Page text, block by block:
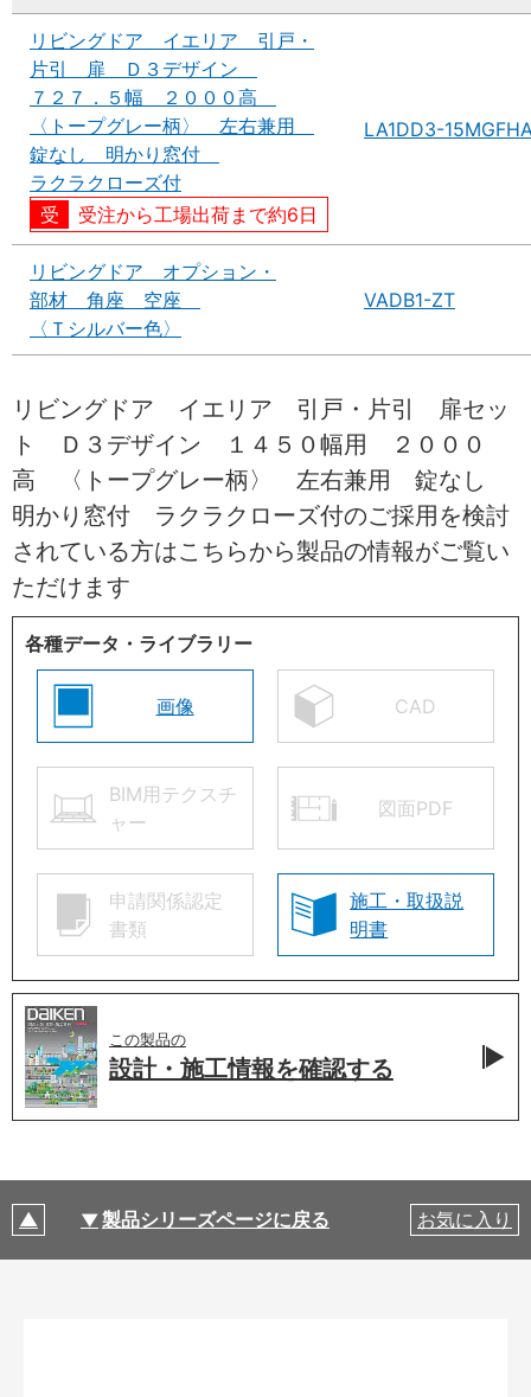
リビングドア イエリア 引戸・
片引 扉 Ｄ３デザイン
７２７．５幅 ２０００高
〈トープグレー柄〉 左右兼用
錠なし 明かり窓付
ラクラクローズ付
受注から工場出荷まで約6日
LA1DD3-
リビングドア オプション・
部材 角座 空座
〈Ｔシルバー色〉
VADB1-ZT
リビングドア イエリア 引戸・片引 扉セッ
ト Ｄ３デザイン １４５０幅用 ２０００
高 〈トープグレー柄〉 左右兼用 錠なし
明かり窓付 ラクラクローズ付のご採用を検討
されている方はこちらから製品の情報がご覧い
ただけます
各種データ・ライブラリー
画像 CAD
BIM用テクスチ
ャー
図面PDF
申請関係認定
書類
施工・取扱説
明書
この製品の
設計・施工情報を確認する
製品シリーズページに戻る お気に入り